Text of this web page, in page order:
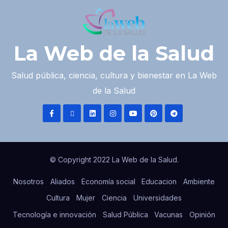
La Web de la Salud
Salud pública, ciencia, cultura y bienestar en La Web
de la Salud
© Copyright 2022 La Web de la Salud.
Nosotros Aliados Economía social Educacion
Ambiente
Cultura
Mujer Ciencia
Universidades
Tecnología e innovación
Salud Pública Vacunas
Opinión